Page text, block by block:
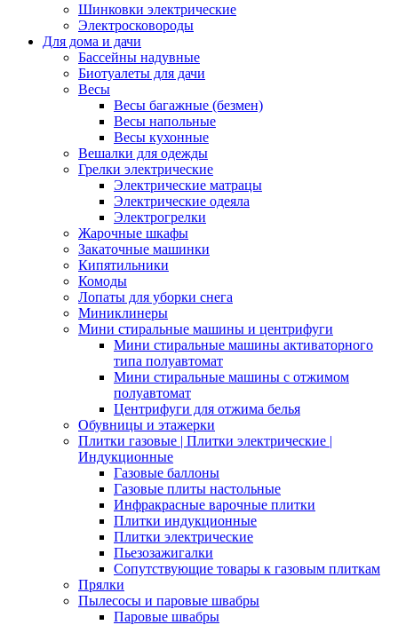
Шинковки электрические
Электросковороды
Для дома и дачи
Бассейны надувные
Биотуалеты для дачи
Весы
Весы багажные (безмен)
Весы напольные
Весы кухонные
Вешалки для одежды
Грелки электрические
Электрические матрацы
Электрические одеяла
Электрогрелки
Жарочные шкафы
Закаточные машинки
Кипятильники
Комоды
Лопаты для уборки снега
Миниклинеры
Мини стиральные машины и центрифуги
Мини стиральные машины активаторного
типа полуавтомат
Мини стиральные машины с отжимом
полуавтомат
Центрифуги для отжима белья
Обувницы и этажерки
Плитки газовые | Плитки электрические |
Индукционные
Газовые баллоны
Газовые плиты настольные
Инфракрасные варочные плитки
Плитки индукционные
Плитки электрические
Пьезозажигалки
Сопутствующие товары к газовым плиткам
Прялки
Пылесосы и паровые швабры
Паровые швабры